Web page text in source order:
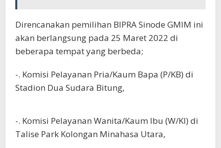
Direncanakan pemilihan BIPRA Sinode GMIM ini
akan berlangsung pada 25 Maret 2022 di
beberapa tempat yang berbeda;
-. Komisi Pelayanan Pria/Kaum Bapa (P/KB) di
Stadion Dua Sudara Bitung,
-. Komisi Pelayanan Wanita/Kaum Ibu (W/KI) di
Talise Park Kolongan Minahasa Utara,